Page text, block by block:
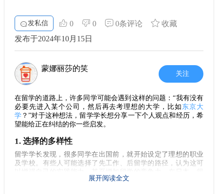
疑会有更好的机会。当然，这也需要我们给自己足够的信心，
确保有一定的通过概率。如果不具备这样的自信，稳定的工作
机会，如在腾讯等公司，或许更为可靠。经过深思熟虑，从长
结语
留学和就业选择是人生中的重要决策之一，希望每位同学
都能根据自己的情况，做出最适合自己的选择。无论是继续深
造还是走上职场，保持对未来的信心和努力，都是我们成功的
关键。
行业理解的深入，我的态度也发生了翻天覆地的变化。那些曾
经被视为不入流的行为，慢慢地被我解读为行业常态。我的价
值观也因为眼前的薪资而悄然改写。跌宕起伏的职业生涯让我
都有其独特的发展逻辑。腾讯的竞争手法可能在后来看会让人
感到不适，但它确实推动了整个行业的前进。我开始学会以开
放的心态去看待这类问题，甚至有时觉得这样的心态会让人更
固执。 ### 5. 最后的寄语 所以，回头看看曾经的自我，那
段“想去腾讯工作是耻辱”的思维，已然成为我成长路上的一部
分。我们每个人都在不断变化，而适应能力恰恰是这条路上最
宝贵的财富。我希望每个有志留学的人都能像我一样，在面对
接未来的挑战。 在这个不断变化的时代，我们都应该学会调整
自己的观点与态度。去适应，去拥抱变化，成就更好的自己。
发私信 0 0 0条评论
收藏
发布于2024年10月15日
蒙娜丽莎的笑
关注
在留学的道路上，许多同学可能会遇到这样的问题：“我有没有
必要先进入某个公司，然后再去考理想的大学，比如 东京大
学 ？”对于这种想法，留学学长想分享一下个人观点和经历，希
望能给正在纠结的你一些启发。
1. 选择的多样性
留学学长发现，很多同学在出国前，就开始设定了理想的职业
及学校。有些人可能选择了先工作、后留学的路径，认为这可
多企业也非常看重应聘者的实际经验。因此，一在公司工作一
展开阅读全文